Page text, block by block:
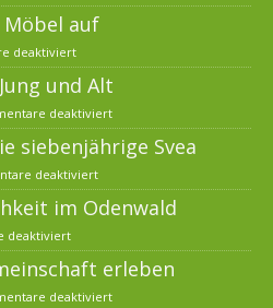
Möbel auf
deaktiviert
und Alt
deaktiviert
siebenjährige Svea
deaktiviert
im Odenwald
deaktiviert
erleben
deaktiviert